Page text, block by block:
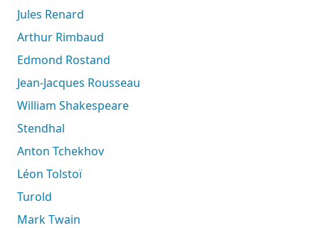
Jules Renard
Arthur Rimbaud
Edmond Rostand
Jean-Jacques Rousseau
William Shakespeare
Stendhal
Anton Tchekhov
Léon Tolstoï
Turold
Mark Twain